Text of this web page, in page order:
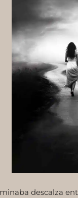
descalza